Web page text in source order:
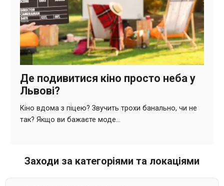
Заходи за категоріями та локаціями